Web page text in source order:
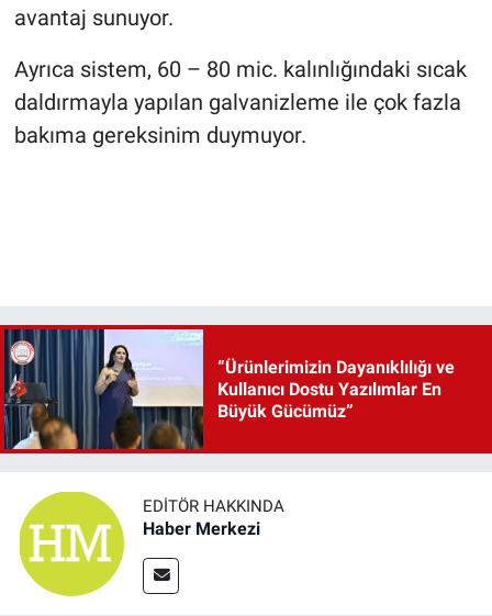
avantaj sunuyor.
Ayrıca sistem, 60 – 80 mic. kalınlığındaki sıcak
daldırmayla yapılan galvanizleme ile çok fazla
bakıma gereksinim duymuyor.
“Ürünlerimizin Dayanıklılığı ve
Kullanıcı Dostu Yazılımlar En
Büyük Gücümüz”
EDITÖR HAKKINDA
Haber Merkezi